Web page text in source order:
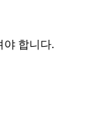
야 합니다.